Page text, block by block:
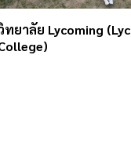
ทยาลัย Lycoming